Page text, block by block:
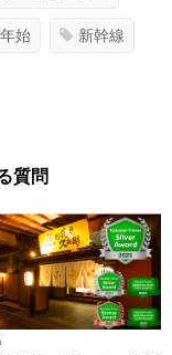
始 新幹線
質問